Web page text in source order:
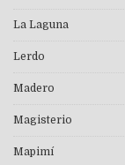
La Laguna
Lerdo
Madero
Magisterio
Mapimí